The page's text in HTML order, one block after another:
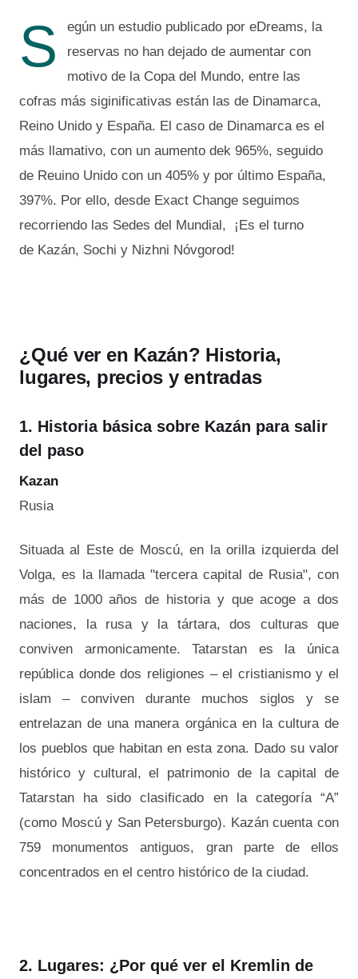
S
egún un estudio publicado por eDreams, la
reservas no han dejado de aumentar con
motivo de la Copa del Mundo, entre las
cofras más siginificativas están las de Dinamarca,
Reino Unido y España. El caso de Dinamarca es el
más llamativo, con un aumento dek 965%, seguido
de Reuino Unido con un 405% y por último España,
397%. Por ello, desde Exact Change seguimos
recorriendo las Sedes del Mundial, ¡Es el turno
de Kazán, Sochi y Nizhni Nóvgorod!
¿Qué ver en Kazán? Historia,
lugares, precios y entradas
1. Historia básica sobre Kazán para salir
del paso
Kazan
Rusia
Situada al Este de Moscú, en la orilla izquierda del
Volga, es la llamada "tercera capital de Rusia", con
más de 1000 años de historia y que acoge a dos
naciones, la rusa y la tártara, dos culturas que
conviven armonicamente. Tatarstan es la única
república donde dos religiones – el cristianismo y el
islam – conviven durante muchos siglos y se
entrelazan de una manera orgánica en la cultura de
los pueblos que habitan en esta zona. Dado su valor
histórico y cultural, el patrimonio de la capital de
Tatarstan ha sido clasificado en la categoría “A”
(como Moscú y San Petersburgo). Kazán cuenta con
759 monumentos antiguos, gran parte de ellos
concentrados en el centro histórico de la ciudad.
2. Lugares: ¿Por qué ver el Kremlin de